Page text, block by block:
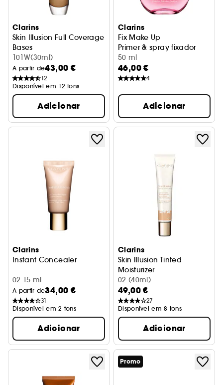
Clarins
Skin Illusion Full Coverage
Bases
101W(30ml)
A partir de43,00 €
12
Disponível em 12 tons
Adicionar
Clarins
Fix Make Up
Primer & spray fixador
50 ml
46,00 €
4
Adicionar
Clarins
Instant Concealer
02 15 ml
A partir de34,00 €
31
Disponível em 2 tons
Adicionar
Clarins
Skin Illusion Tinted
Moisturizer
Creme hidratante com cor
02 (40ml)
49,00 €
27
Disponível em 8 tons
Adicionar
Promo